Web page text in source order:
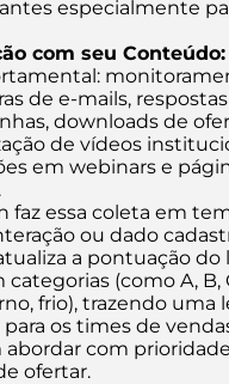
especialmente
com seu Conteúdo:
de e-mails, respostas
downloads de
de vídeos
em webinars e
faz essa coleta em
ou dado
a pontuação do
categorias (como A, B,
frio), trazendo uma
os times de
abordar com
ofertar.